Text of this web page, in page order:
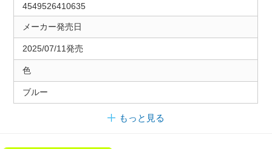
4549526410635
メーカー発売日
2025/07/11発売
色
ブルー
もっと見る